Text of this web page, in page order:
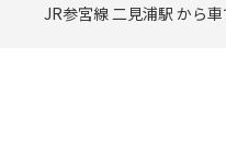
JR参宮線 二見浦駅 から